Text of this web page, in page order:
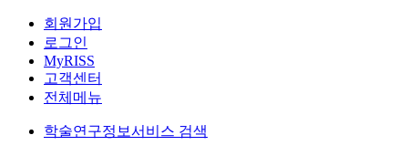
회원가입
로그인
MyRISS
고객센터
전체메뉴
학술연구정보서비스 검색